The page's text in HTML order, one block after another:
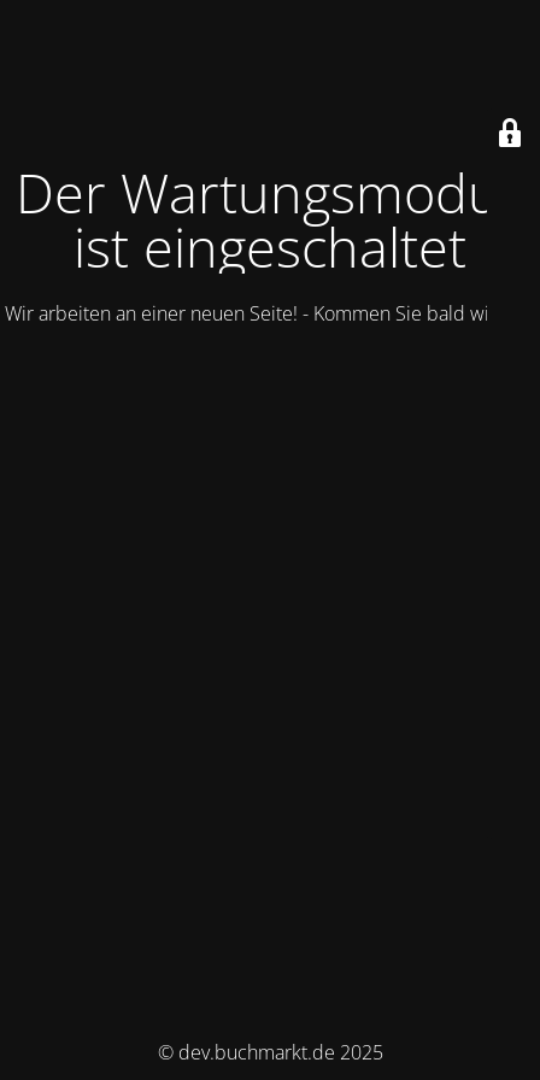
Der Wartungsmodus
ist eingeschaltet
Wir arbeiten an einer neuen Seite! - Kommen Sie bald wieder.
© dev.buchmarkt.de 2025